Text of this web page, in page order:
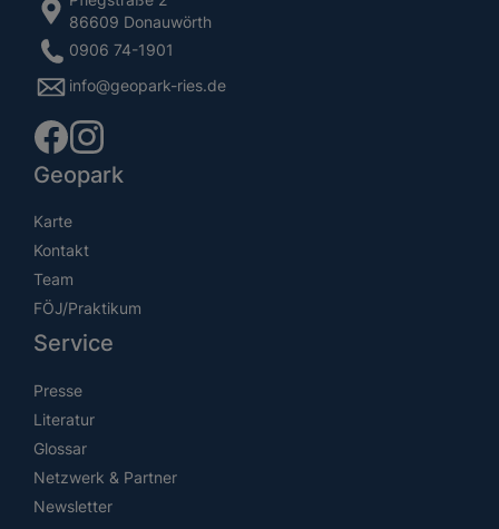
86609 Donauwörth
0906 74-1901
info@geopark-ries.de
Geopark
Karte
Kontakt
Team
FÖJ/Praktikum
Service
Presse
Literatur
Glossar
Netzwerk & Partner
Newsletter